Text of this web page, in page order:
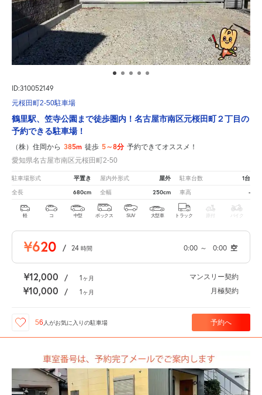
ID:310052149
元桜田町2-50駐車場
鶴里駅、笠寺公園まで徒歩圏内！名古屋市南区元桜田町２丁目の
予約できる駐車場！
（株）住岡から 385m 徒歩 5～8分 予約できてオススメ！
愛知県名古屋市南区元桜田町2-50
駐車場形式 平置き 屋内外形式 屋外 駐車台数 1台
全長 680cm 全幅 250cm 車高 -
軽 コ 中型 ボックス SUV 大型車 トラック 原付 バイク
¥620 / 24 時間 0:00 ～ 0:00 空
¥12,000 / 1ヶ月 マンスリー契約
¥10,000 / 1ヶ月 月極契約
56 人がお気に入りの駐車場 予約へ